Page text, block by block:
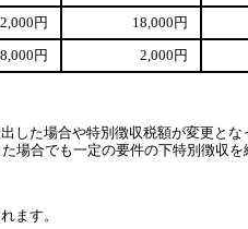
2,000 円 18,000 円
円 2,000 円
場合や特別徴収税額が変更とな
場合でも一定の要件の下特別徴収
ます。